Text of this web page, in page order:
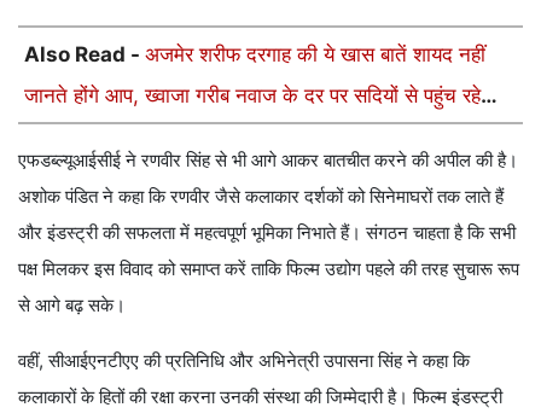
Also Read - अजमेर शरीफ दरगाह की ये खास बातें शायद नहीं
जानते होंगे आप, ख्वाजा गरीब नवाज के दर पर सदियों से पहुंच रहे
एफडब्ल्यूआईसीई ने रणवीर सिंह से भी आगे आकर बातचीत करने की अपील की है।
अशोक पंडित ने कहा कि रणवीर जैसे कलाकार दर्शकों को सिनेमाघरों तक लाते हैं
और इंडस्ट्री की सफलता में महत्वपूर्ण भूमिका निभाते हैं। संगठन चाहता है कि सभी
पक्ष मिलकर इस विवाद को समाप्त करें ताकि फिल्म उद्योग पहले की तरह सुचारू रूप
से आगे बढ़ सके।
वहीं, सीआईएनटीएए की प्रतिनिधि और अभिनेत्री उपासना सिंह ने कहा कि
कलाकारों के हितों की रक्षा करना उनकी संस्था की जिम्मेदारी है। फिल्म इंडस्ट्री